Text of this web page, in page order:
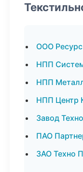
ООО
НПП
НПП
НПП Центр
Завод
ПАО
ЗАО Техно